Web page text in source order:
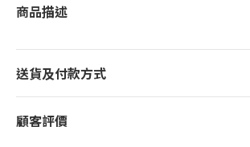
商品描述
送貨及付款方式
顧客評價